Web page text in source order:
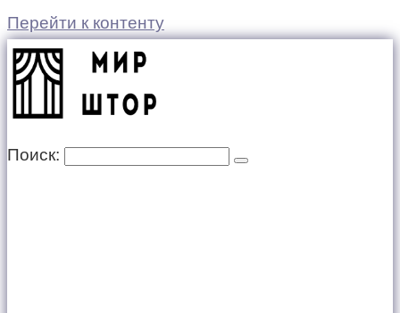
Перейти к контенту
Поиск: